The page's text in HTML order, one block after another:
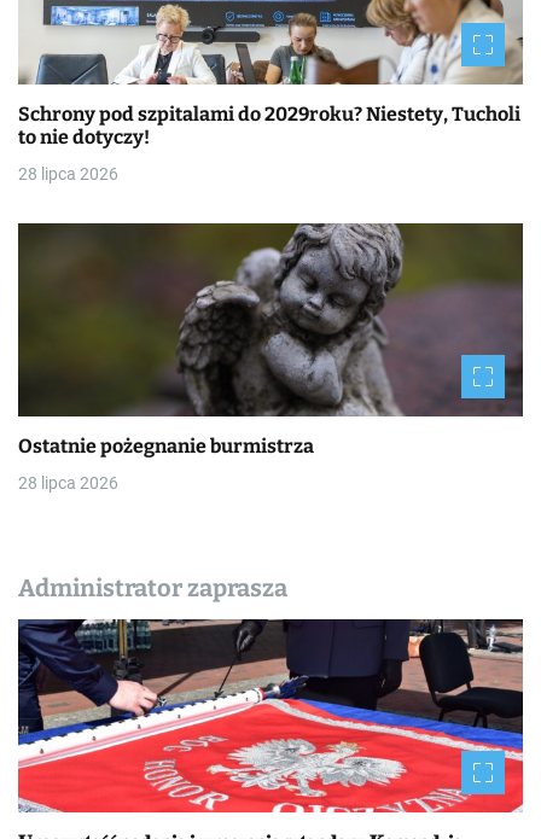
Schrony pod szpitalami do 2029roku? Niestety, Tucholi
to nie dotyczy!
28 lipca 2026
Ostatnie pożegnanie burmistrza
28 lipca 2026
Administrator zaprasza